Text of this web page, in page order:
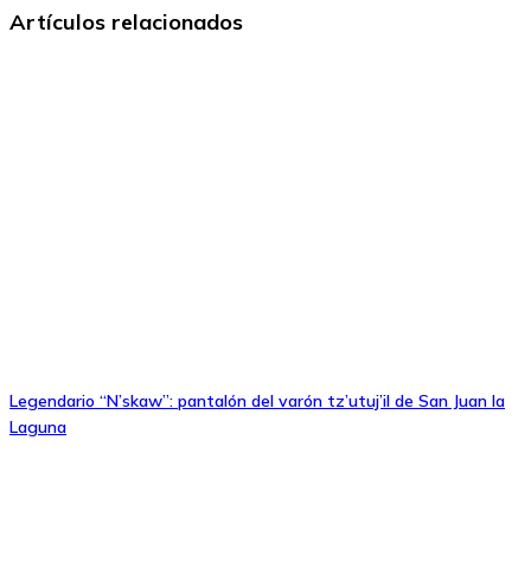
Artículos relacionados
Legendario “N’skaw”: pantalón del varón tz’utuj’il de San Juan la
Laguna